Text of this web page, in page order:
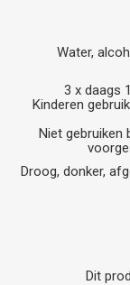
Water,
3 x daags
Kinderen
Niet gebruiken
Droog, donker,
Dit